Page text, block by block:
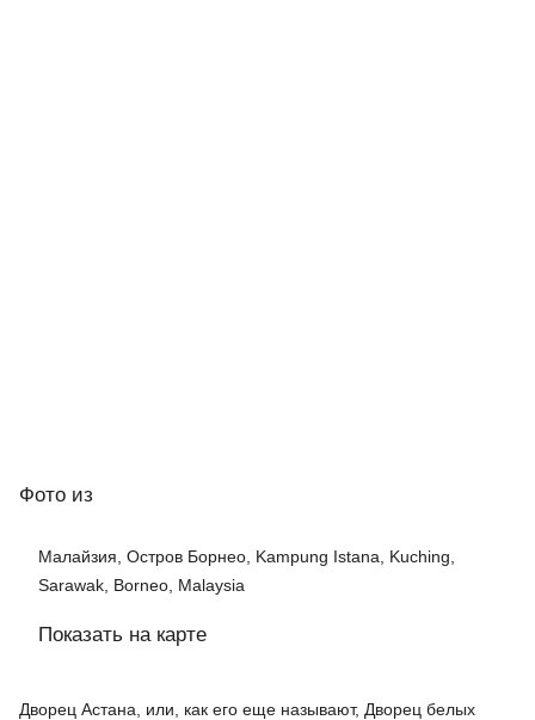
Фото из
Малайзия, Остров Борнео, Kampung Istana, Kuching,
Sarawak, Borneo, Malaysia
Показать на карте
Дворец Астана, или, как его еще называют, Дворец белых